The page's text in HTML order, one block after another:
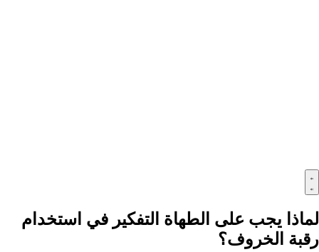
لماذا يجب على الطهاة التفكير في استخدام
رقبة الخروف؟